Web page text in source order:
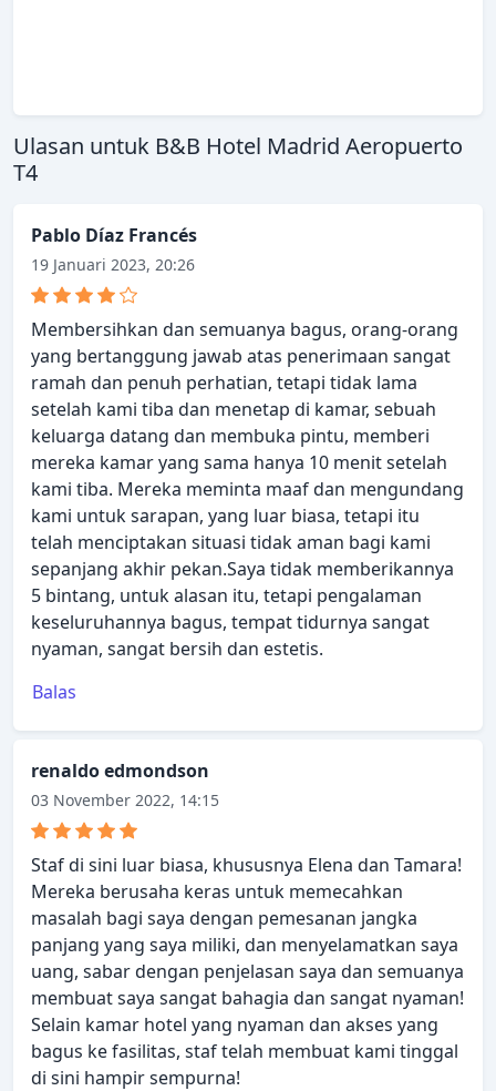
Ulasan untuk B&B Hotel Madrid Aeropuerto
T4
Pablo Díaz Francés
19 Januari 2023, 20:26
Membersihkan dan semuanya bagus, orang-orang
yang bertanggung jawab atas penerimaan sangat
ramah dan penuh perhatian, tetapi tidak lama
setelah kami tiba dan menetap di kamar, sebuah
keluarga datang dan membuka pintu, memberi
mereka kamar yang sama hanya 10 menit setelah
kami tiba. Mereka meminta maaf dan mengundang
kami untuk sarapan, yang luar biasa, tetapi itu
telah menciptakan situasi tidak aman bagi kami
sepanjang akhir pekan.Saya tidak memberikannya
5 bintang, untuk alasan itu, tetapi pengalaman
keseluruhannya bagus, tempat tidurnya sangat
nyaman, sangat bersih dan estetis.
Balas
renaldo edmondson
03 November 2022, 14:15
Staf di sini luar biasa, khususnya Elena dan Tamara!
Mereka berusaha keras untuk memecahkan
masalah bagi saya dengan pemesanan jangka
panjang yang saya miliki, dan menyelamatkan saya
uang, sabar dengan penjelasan saya dan semuanya
membuat saya sangat bahagia dan sangat nyaman!
Selain kamar hotel yang nyaman dan akses yang
bagus ke fasilitas, staf telah membuat kami tinggal
di sini hampir sempurna!